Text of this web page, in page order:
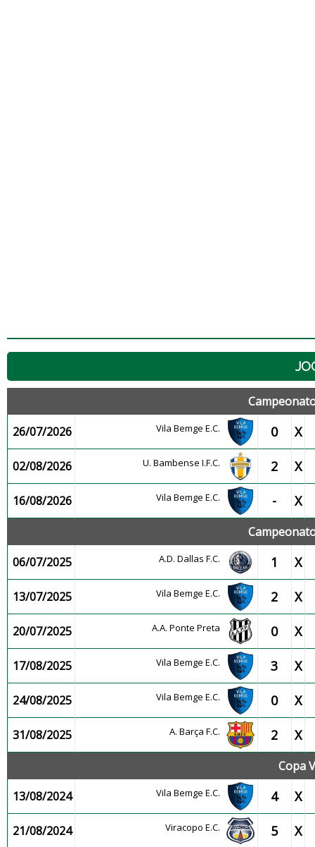
26/07/2026
Vila Bemge E.C. 0 X
02/08/2026 U. Bambense I.F.C. 2 X
16/08/2026 Vila Bemge E.C. - X
06/07/2025
A.D. Dallas F.C. 1 X
13/07/2025 Vila Bemge E.C. 2 X
20/07/2025 A.A. Ponte Preta 0 X
17/08/2025 Vila Bemge E.C. 3 X
24/08/2025 Vila Bemge E.C. 0 X
31/08/2025 A. Barça F.C. 2 X
Copa
13/08/2024
Vila Bemge E.C. 4 X
21/08/2024 Viracopo E.C. 5 X